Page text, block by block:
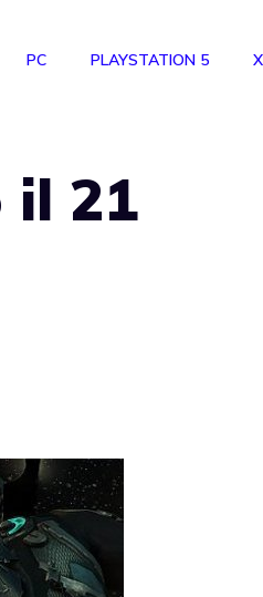
PC PLAYSTATION 5
il 21